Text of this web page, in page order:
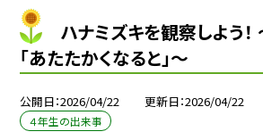
ハナミズキを観察しよう
「あたたかくなると」～
公開日 2026/04/22 更新日 2026/04/22
４年生の出来事